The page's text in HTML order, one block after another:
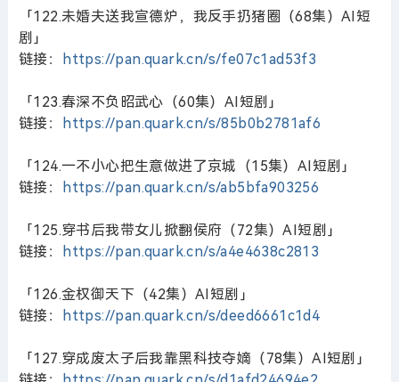
「122.未婚夫送我宣德炉，我反手扔猪圈（68集）AI短
剧」
链接：
https://pan.quark.cn/s/fe07c1ad53f3
「123.春深不负昭武心（60集）AI短剧」
链接：
https://pan.quark.cn/s/85b0b2781af6
「124.一不小心把生意做进了京城（15集）AI短剧」
链接：
https://pan.quark.cn/s/ab5bfa903256
「125.穿书后我带女儿掀翻侯府（72集）AI短剧」
链接：
https://pan.quark.cn/s/a4e4638c2813
「126.金权御天下（42集）AI短剧」
链接：
https://pan.quark.cn/s/deed6661c1d4
「127.穿成废太子后我靠黑科技夺嫡（78集）AI短剧」